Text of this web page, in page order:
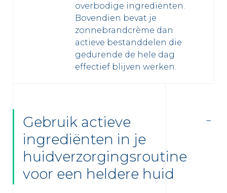
overbodige ingrediënten.
Bovendien bevat je
zonnebrandcrème dan
actieve bestanddelen die
gedurende de hele dag
effectief blijven werken.
Gebruik actieve
ingrediënten in je
huidverzorgingsroutine
voor een heldere huid